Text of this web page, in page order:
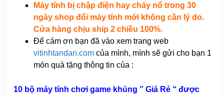
Máy tính bị chập điện hay cháy nổ trong 30
ngày shop đổi máy tính mới không cần lý do.
Cửa hàng chịu ship 2 chiều 100%.
Để cám ơn bạn đã vào xem trang web
vitinhtandan.comcủa mình, mình sẽ gửi cho bạn 1
món quà tặng thông tin của :
10 bộ máy tính chơi game khủng ” Giá Rẻ “ được